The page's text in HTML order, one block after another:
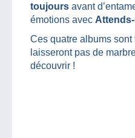
toujours avant
émotions avec
Ces quatre albums
laisseront pas de
découvrir !